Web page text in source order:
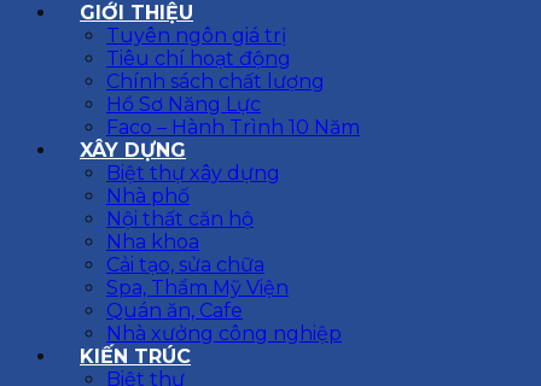
GIỚI THIỆU
Tuyên ngôn giá trị
Tiêu chí hoạt động
Chính sách chất lượng
Hồ Sơ Năng Lực
Faco – Hành Trình 10 Năm
XÂY DỰNG
Biệt thự xây dựng
Nhà phố
Nội thất căn hộ
Nha khoa
Cải tạo, sửa chữa
Spa, Thẩm Mỹ Viện
Quán ăn, Cafe
Nhà xưởng công nghiệp
KIẾN TRÚC
Biệt thự